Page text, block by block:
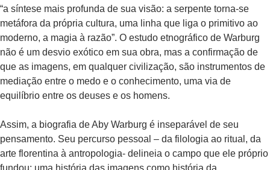
“a síntese mais profunda de sua visão: a serpente torna-se
metáfora da própria cultura, uma linha que liga o primitivo ao
moderno, a magia à razão”. O estudo etnográfico de Warburg
não é um desvio exótico em sua obra, mas a confirmação de
que as imagens, em qualquer civilização, são instrumentos de
mediação entre o medo e o conhecimento, uma via de
equilíbrio entre os deuses e os homens.
Assim, a biografia de Aby Warburg é inseparável de seu
pensamento. Seu percurso pessoal – da filologia ao ritual, da
arte florentina à antropologia- delineia o campo que ele próprio
fundou: uma história das imagens como história da